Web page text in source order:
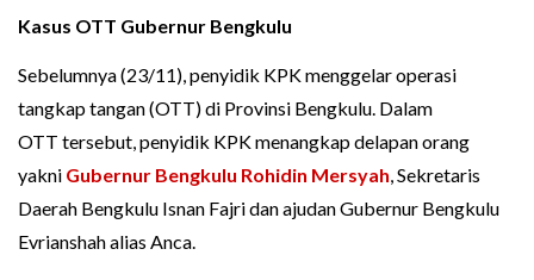
Kasus OTT Gubernur Bengkulu
Sebelumnya (23/11), penyidik KPK menggelar operasi
tangkap tangan (OTT) di Provinsi Bengkulu. Dalam
OTT tersebut, penyidik KPK menangkap delapan orang
yakni Gubernur Bengkulu Rohidin Mersyah, Sekretaris
Daerah Bengkulu Isnan Fajri dan ajudan Gubernur Bengkulu
Evrianshah alias Anca.